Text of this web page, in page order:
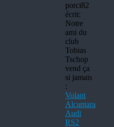
porci82
écrit:
Notre
ami du
club
Tobias
Tschop
vend ça
si jamais
:
Volant
Alcantara
Audi
RS2